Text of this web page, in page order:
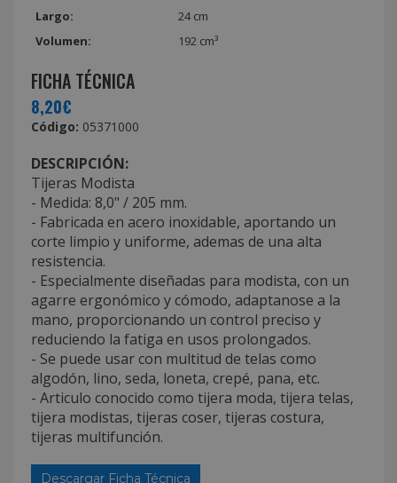
Largo:
24 cm
Volumen:
192 cm³
FICHA TÉCNICA
8,20€
Código: 05371000
DESCRIPCIÓN:
Tijeras Modista
- Medida: 8,0" / 205 mm.
- Fabricada en acero inoxidable, aportando un
corte limpio y uniforme, ademas de una alta
resistencia.
- Especialmente diseñadas para modista, con un
agarre ergonómico y cómodo, adaptanose a la
mano, proporcionando un control preciso y
reduciendo la fatiga en usos prolongados.
- Se puede usar con multitud de telas como
algodón, lino, seda, loneta, crepé, pana, etc.
- Articulo conocido como tijera moda, tijera telas,
tijera modistas, tijeras coser, tijeras costura,
tijeras multifunción.
Descargar Ficha Técnica